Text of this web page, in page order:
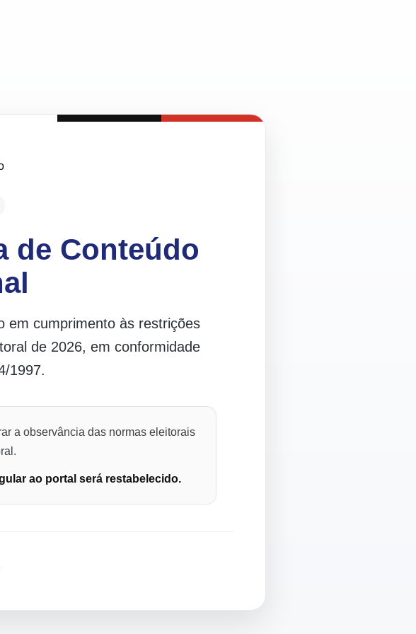
de Conteúdo
em cumprimento às restrições
de 2026, em conformidade
1997.
a observância das normas eleitorais
ao portal será restabelecido.